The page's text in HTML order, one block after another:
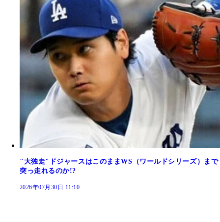
"大独走"ドジャースはこのままWS（ワールドシリーズ）まで
突っ走れるのか!?
2026年07月30日 11:10